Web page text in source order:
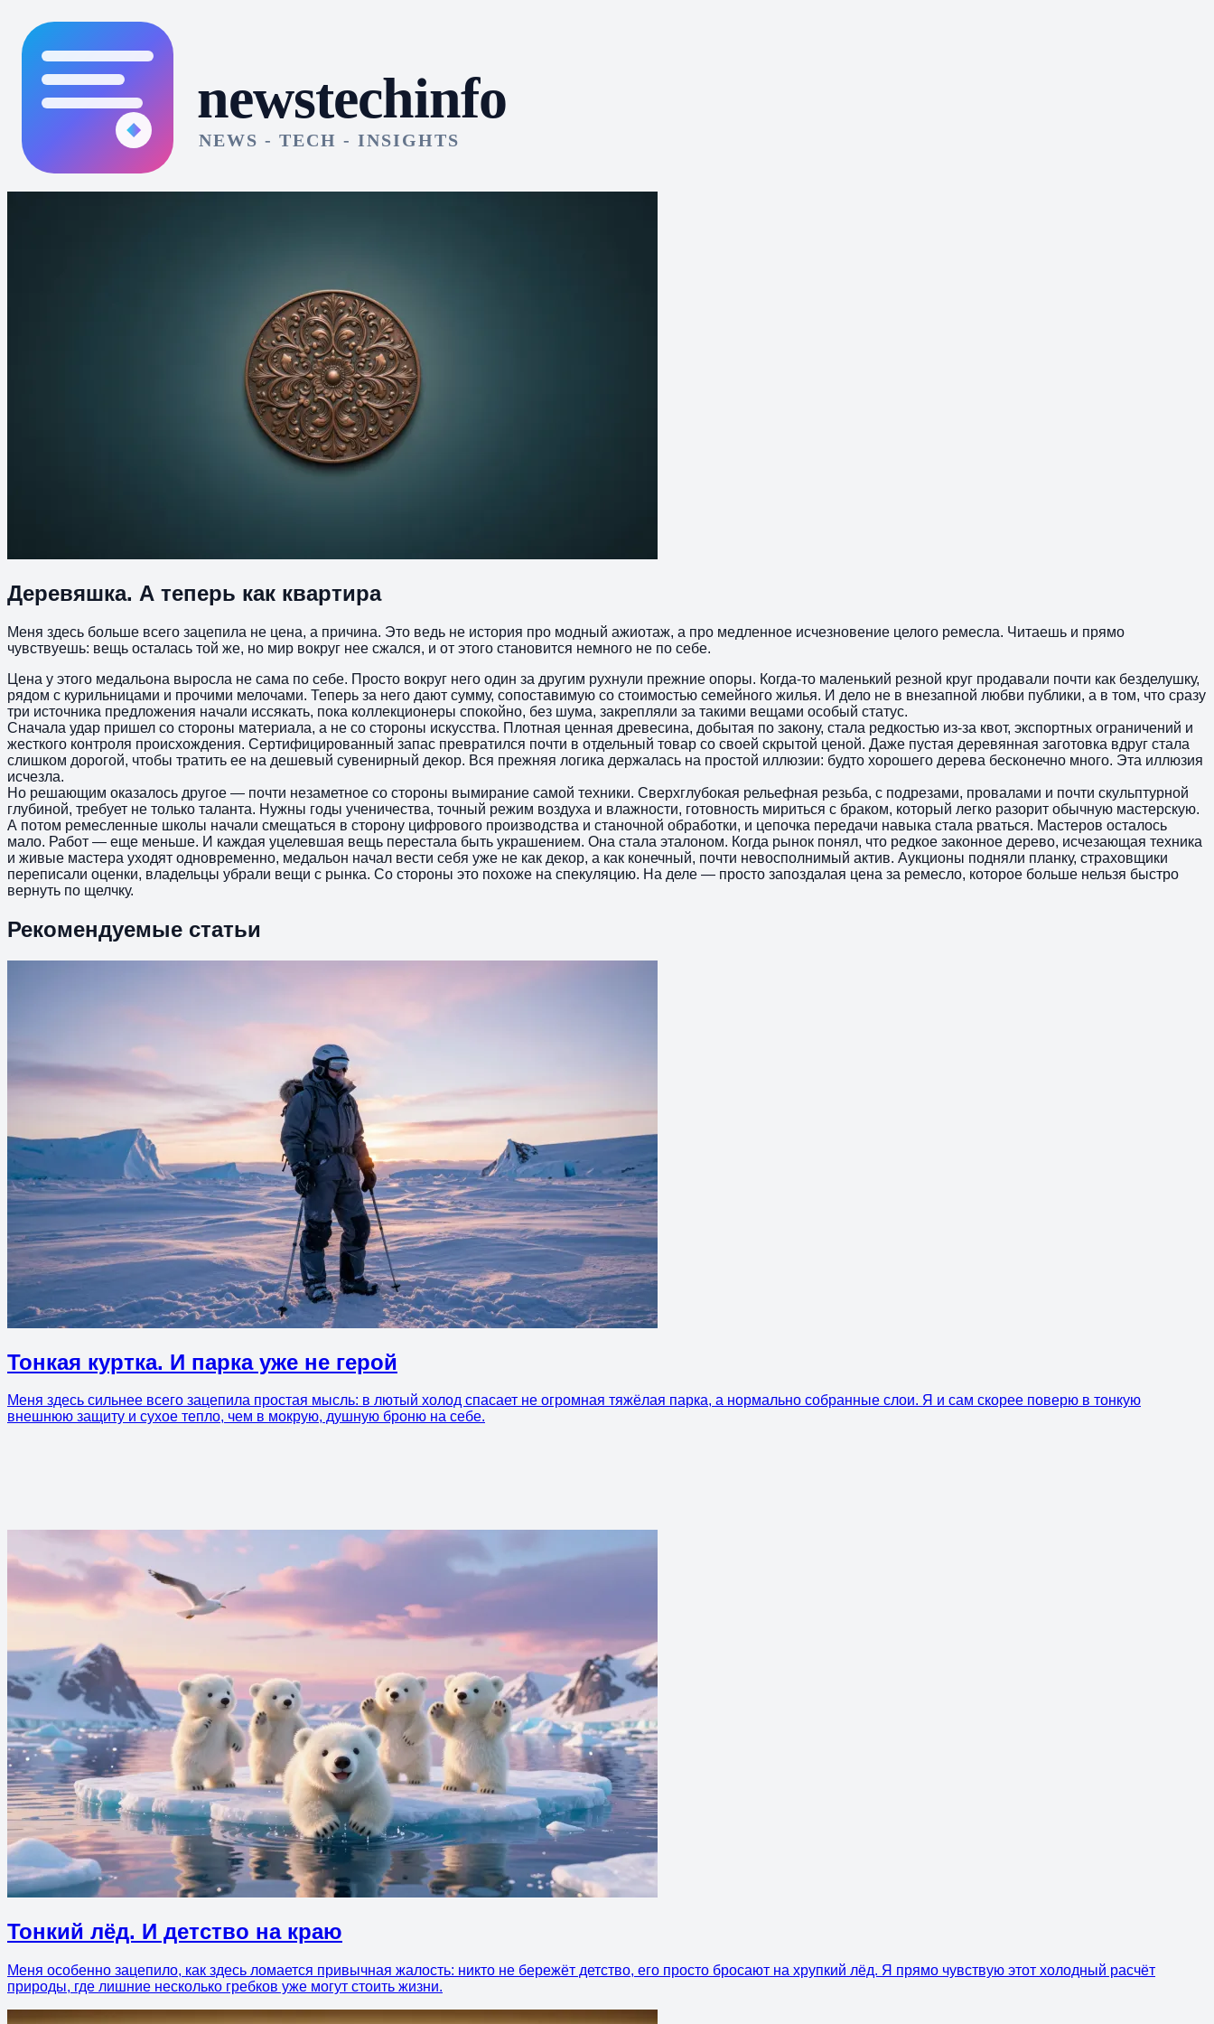
Деревяшка. А теперь как квартира
Меня здесь больше всего зацепила не цена, а причина. Это ведь не история про модный ажиотаж, а про медленное исчезновение целого ремесла. Читаешь и прямо
чувствуешь: вещь осталась той же, но мир вокруг нее сжался, и от этого становится немного не по себе.
Цена у этого медальона выросла не сама по себе. Просто вокруг него один за другим рухнули прежние опоры. Когда-то маленький резной круг продавали почти как безделушку,
рядом с курильницами и прочими мелочами. Теперь за него дают сумму, сопоставимую со стоимостью семейного жилья. И дело не в внезапной любви публики, а в том, что сразу
три источника предложения начали иссякать, пока коллекционеры спокойно, без шума, закрепляли за такими вещами особый статус.
Сначала удар пришел со стороны материала, а не со стороны искусства. Плотная ценная древесина, добытая по закону, стала редкостью из-за квот, экспортных ограничений и
жесткого контроля происхождения. Сертифицированный запас превратился почти в отдельный товар со своей скрытой ценой. Даже пустая деревянная заготовка вдруг стала
слишком дорогой, чтобы тратить ее на дешевый сувенирный декор. Вся прежняя логика держалась на простой иллюзии: будто хорошего дерева бесконечно много. Эта иллюзия
исчезла.
Но решающим оказалось другое — почти незаметное со стороны вымирание самой техники. Сверхглубокая рельефная резьба, с подрезами, провалами и почти скульптурной
глубиной, требует не только таланта. Нужны годы ученичества, точный режим воздуха и влажности, готовность мириться с браком, который легко разорит обычную мастерскую.
А потом ремесленные школы начали смещаться в сторону цифрового производства и станочной обработки, и цепочка передачи навыка стала рваться. Мастеров осталось
мало. Работ — еще меньше. И каждая уцелевшая вещь перестала быть украшением. Она стала эталоном. Когда рынок понял, что редкое законное дерево, исчезающая техника
и живые мастера уходят одновременно, медальон начал вести себя уже не как декор, а как конечный, почти невосполнимый актив. Аукционы подняли планку, страховщики
переписали оценки, владельцы убрали вещи с рынка. Со стороны это похоже на спекуляцию. На деле — просто запоздалая цена за ремесло, которое больше нельзя быстро
вернуть по щелчку.
Рекомендуемые статьи
Тонкая куртка. И парка уже не герой
Меня здесь сильнее всего зацепила простая мысль: в лютый холод спасает не огромная тяжёлая парка, а нормально собранные слои. Я и сам скорее поверю в тонкую
внешнюю защиту и сухое тепло, чем в мокрую, душную броню на себе.
Тонкий лёд. И детство на краю
Меня особенно зацепило, как здесь ломается привычная жалость: никто не бережёт детство, его просто бросают на хрупкий лёд. Я прямо чувствую этот холодный расчёт
природы, где лишние несколько гребков уже могут стоить жизни.